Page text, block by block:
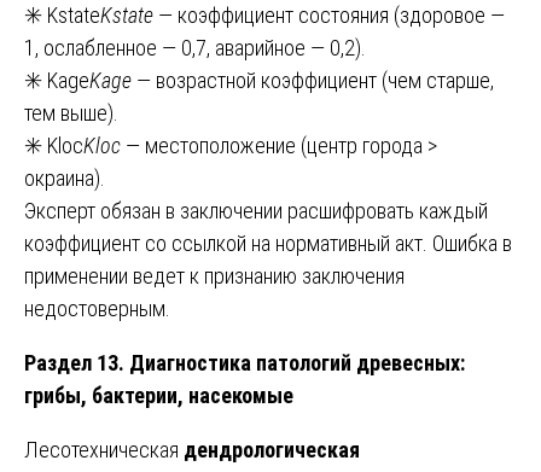
✳️ KstateKstate ​ — коэффициент состояния (здоровое —
1, ослабленное — 0,7, аварийное — 0,2).
✳️ KageKage ​ — возрастной коэффициент (чем старше,
тем выше).
✳️ KlocKloc ​ — местоположение (центр города >
окраина).
Эксперт обязан в заключении расшифровать каждый
коэффициент со ссылкой на нормативный акт. Ошибка в
применении ведет к признанию заключения
недостоверным.
Раздел 13. Диагностика патологий древесных:
грибы, бактерии, насекомые
Лесотехническая дендрологическая